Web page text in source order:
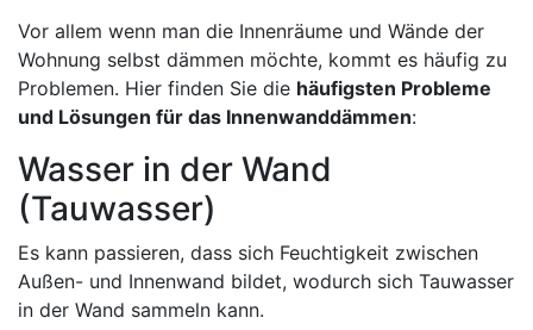
Vor allem wenn man die Innenräume und Wände der
Wohnung selbst dämmen möchte, kommt es häufig zu
Problemen. Hier finden Sie die häufigsten Probleme
und Lösungen für das Innenwanddämmen:
Wasser in der Wand
(Tauwasser)
Es kann passieren, dass sich Feuchtigkeit zwischen
Außen- und Innenwand bildet, wodurch sich Tauwasser
in der Wand sammeln kann.